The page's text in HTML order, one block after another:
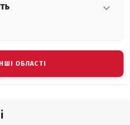
ОБЛАСТІ